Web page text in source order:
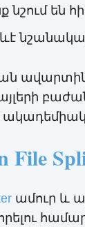
նշում են
File
ամուր և